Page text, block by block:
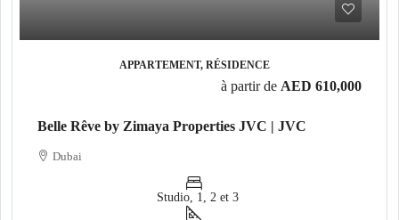
APPARTEMENT, RÉSIDENCE
à partir de AED 610,000
Belle Rêve by Zimaya Properties JVC | JVC
Dubai
Studio, 1, 2 et 3